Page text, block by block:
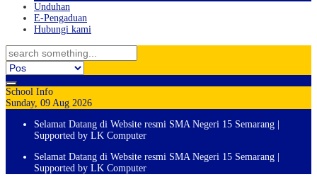
Unduhan
E-Pengaduan
Hubungi kami
School Info
Sunday, 09 Aug 2026
Selamat Datang di Website resmi SMA Negeri 15 Semarang |
Supported by LK Computer
Selamat Datang di Website resmi SMA Negeri 15 Semarang |
Supported by LK Computer